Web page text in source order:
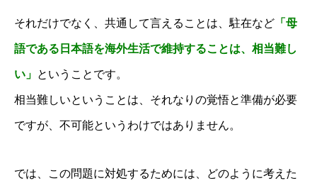
それだけでなく、共通して言えることは、駐在など 「母
語である日本語を海外生活で維持することは、相当難し
い」 ということです。
相当難しいということは、それなりの覚悟と準備が必要
ですが、不可能というわけではありません。
では、この問題に対処するためには、どのように考えた